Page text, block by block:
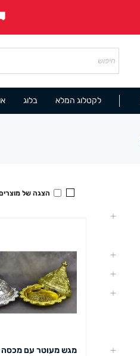
לקטלוג המלא בלוג
הצגה של
מגש מעוטר עם